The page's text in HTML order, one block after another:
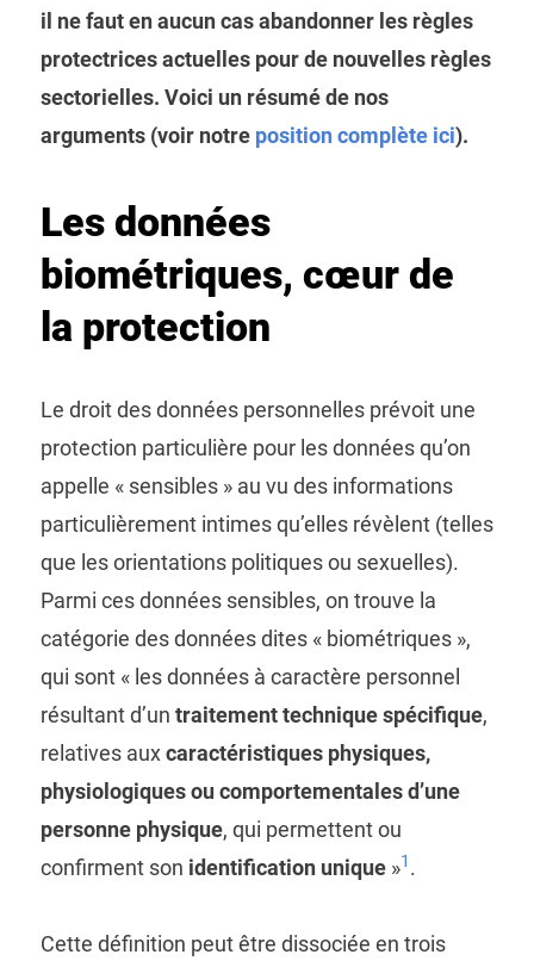
il ne faut en aucun cas abandonner les règles
protectrices actuelles pour de nouvelles règles
sectorielles. Voici un résumé de nos
arguments (voir notre position complète ici).
Les données
biométriques, cœur de
la protection
Le droit des données personnelles prévoit une
protection particulière pour les données qu’on
appelle « sensibles » au vu des informations
particulièrement intimes qu’elles révèlent (telles
que les orientations politiques ou sexuelles).
Parmi ces données sensibles, on trouve la
catégorie des données dites « biométriques »,
qui sont « les données à caractère personnel
résultant d’un traitement technique spécifique,
relatives auxcaractéristiques physiques,
physiologiques ou comportementales d’une
personne physique, qui permettent ou
confirment son identification unique»1 .
Cette définition peut être dissociée en trois